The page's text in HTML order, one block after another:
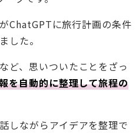
ChatGPTに旅行計画の条件
した。
ど、思いついたことをざっ
を自動的に整理して旅程の
しながらアイデアを整理で